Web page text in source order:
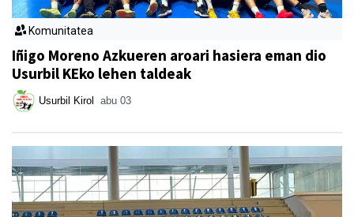
Komunitatea
Iñigo Moreno Azkueren aroari hasiera eman dio
Usurbil KEko lehen taldeak
Usurbil Kirol abu 03